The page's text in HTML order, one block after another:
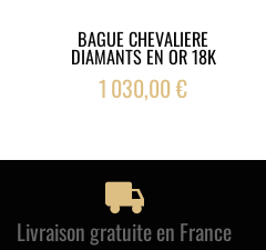
BAGUE CHEVALIERE
DIAMANTS EN OR 18K
1 030,00 €
Livraison gratuite en France